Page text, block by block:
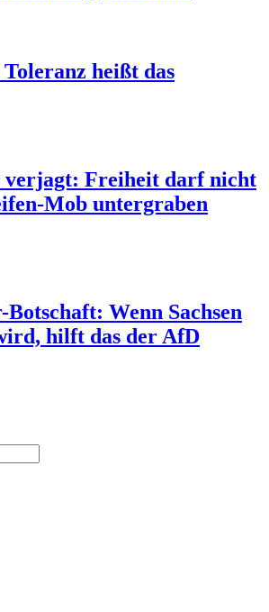
heißt das
Freiheit darf nicht
Mob untergraben
Wenn Sachsen
hilft das der AfD